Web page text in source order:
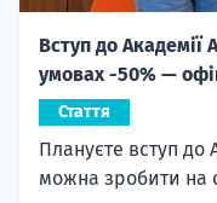
Вступ до Академії
умовах -50% —
Стаття
Плануєте вступ до
можна зробити на